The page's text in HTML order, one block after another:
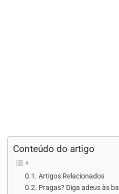
Conteúdo do artigo
Artigos Relacionados
Pragas? Diga adeus às